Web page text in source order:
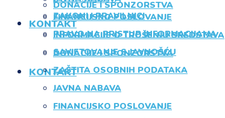
DONACIJE I SPONZORSTVA
KONTAKT
FINANCIJSKO POSLOVANJE
INFORMACIJE O TROŠENJU SREDSTAVA
DONACIJE I SPONZORSTVA
KONTAKT
ZAKONI I PRAVILNICI
PRAVO NA PRISTUP INFORMACIJAMA
SAVJETOVANJE S JAVNOŠĆU
ZAŠTITA OSOBNIH PODATAKA
JAVNA NABAVA
FINANCIJSKO POSLOVANJE